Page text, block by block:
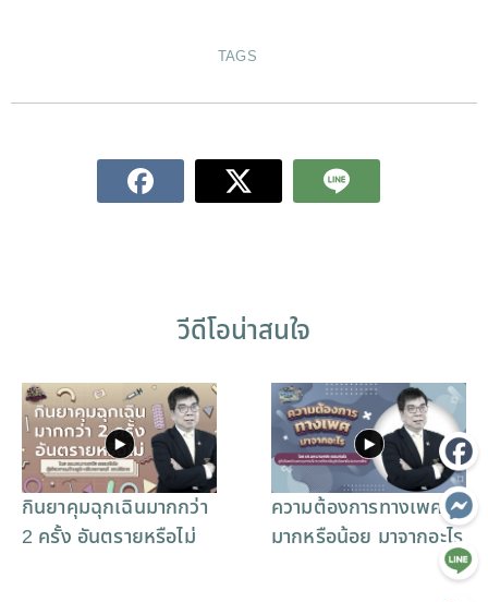
TAGS
วีดีโอน่าสนใจ
กินยาคุมฉุกเฉินมากกว่า
2 ครั้ง อันตรายหรือไม่
ความต้องการทางเพศ
มากหรือน้อย มาจากอะไร